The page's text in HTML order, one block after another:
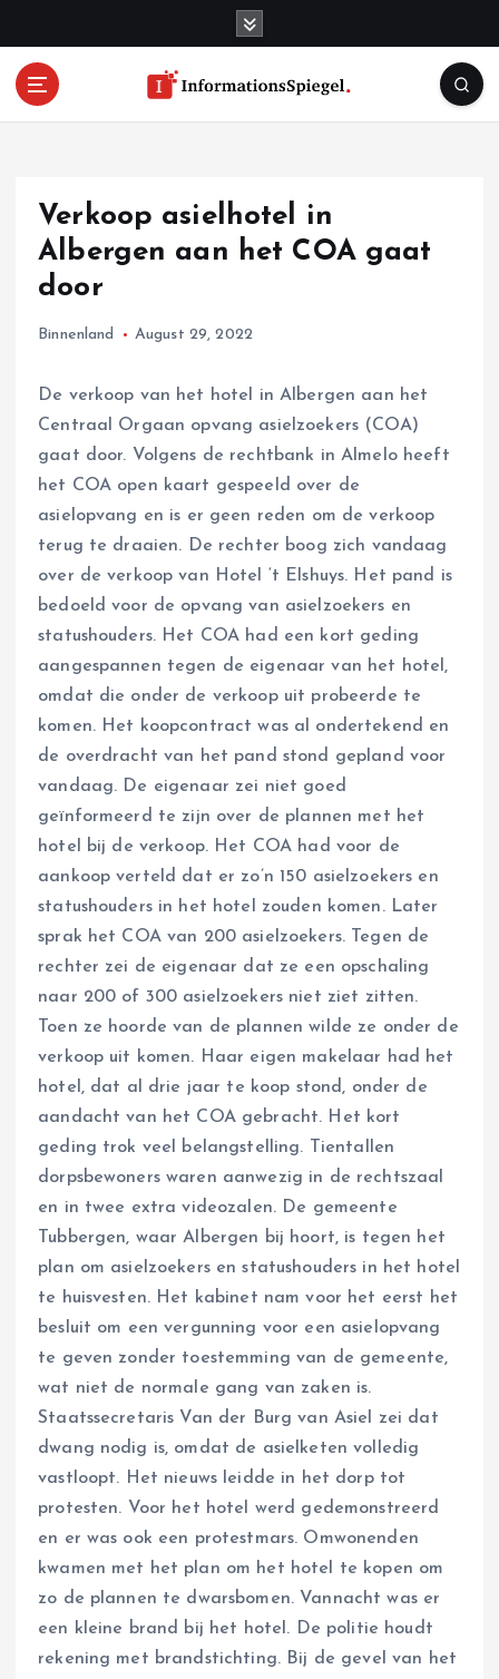
Verkoop asielhotel in
Albergen aan het COA gaat
door
Binnenland August 29, 2022
De verkoop van het hotel in Albergen aan het
Centraal Orgaan opvang asielzoekers (COA)
gaat door. Volgens de rechtbank in Almelo heeft
het COA open kaart gespeeld over de
asielopvang en is er geen reden om de verkoop
terug te draaien. De rechter boog zich vandaag
over de verkoop van Hotel ‘t Elshuys. Het pand is
bedoeld voor de opvang van asielzoekers en
statushouders. Het COA had een kort geding
aangespannen tegen de eigenaar van het hotel,
omdat die onder de verkoop uit probeerde te
komen. Het koopcontract was al ondertekend en
de overdracht van het pand stond gepland voor
vandaag. De eigenaar zei niet goed
geïnformeerd te zijn over de plannen met het
hotel bij de verkoop. Het COA had voor de
aankoop verteld dat er zo’n 150 asielzoekers en
statushouders in het hotel zouden komen. Later
sprak het COA van 200 asielzoekers. Tegen de
rechter zei de eigenaar dat ze een opschaling
naar 200 of 300 asielzoekers niet ziet zitten.
Toen ze hoorde van de plannen wilde ze onder de
verkoop uit komen. Haar eigen makelaar had het
hotel, dat al drie jaar te koop stond, onder de
aandacht van het COA gebracht. Het kort
geding trok veel belangstelling. Tientallen
dorpsbewoners waren aanwezig in de rechtszaal
en in twee extra videozalen. De gemeente
Tubbergen, waar Albergen bij hoort, is tegen het
plan om asielzoekers en statushouders in het hotel
te huisvesten. Het kabinet nam voor het eerst het
besluit om een vergunning voor een asielopvang
te geven zonder toestemming van de gemeente,
wat niet de normale gang van zaken is.
Staatssecretaris Van der Burg van Asiel zei dat
dwang nodig is, omdat de asielketen volledig
vastloopt. Het nieuws leidde in het dorp tot
protesten. Voor het hotel werd gedemonstreerd
en er was ook een protestmars. Omwonenden
kwamen met het plan om het hotel te kopen om
zo de plannen te dwarsbomen. Vannacht was er
een kleine brand bij het hotel. De politie houdt
rekening met brandstichting. Bij de gevel van het